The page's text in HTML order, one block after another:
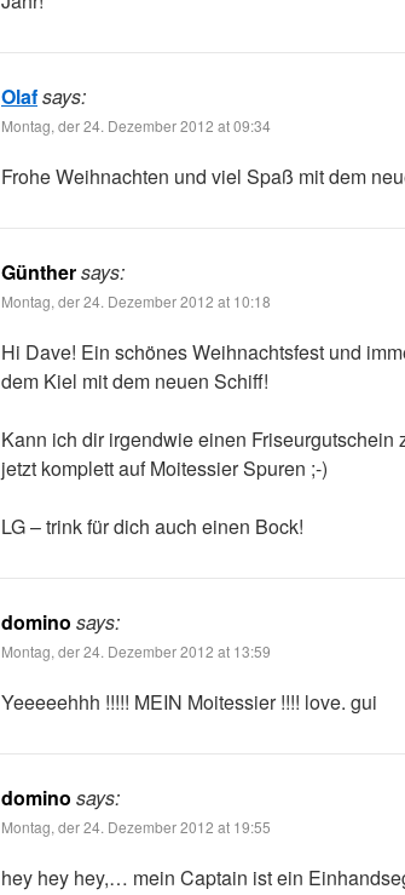
Olafsays:
Montag, der 24. Dezember 2012 at 09:34
Frohe Weihnachten und viel Spaß mit dem
Günthersays:
Montag, der 24. Dezember 2012 at 10:18
Hi Dave! Ein schönes Weihnachtsfest und
dem Kiel mit dem neuen Schiff!
Kann ich dir irgendwie einen Friseurgutschein
jetzt komplett auf Moitessier Spuren ;-)
LG – trink für dich auch einen Bock!
domino says:
Montag, der 24. Dezember 2012 at 13:59
Yeeeeehhh !!!!! MEIN Moitessier !!!! love. gui
domino says:
Montag, der 24. Dezember 2012 at 19:55
hey hey hey,… mein Captain ist ein